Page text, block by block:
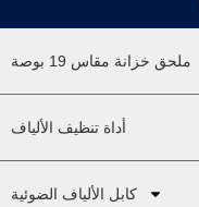
ملحق خزانة مقاس 19 بوصة
أداة تنظيف الألياف
كابل الألياف الضوئية